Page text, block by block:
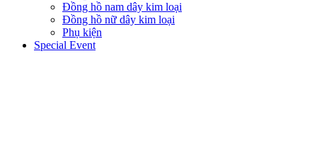
Đồng hồ nam dây kim loại
Đồng hồ nữ dây kim loại
Phụ kiện
Special Event